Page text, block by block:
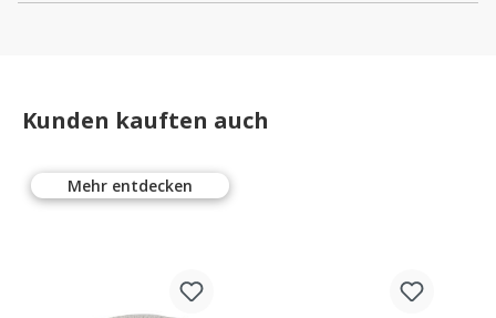
Kunden kauften auch
Mehr entdecken